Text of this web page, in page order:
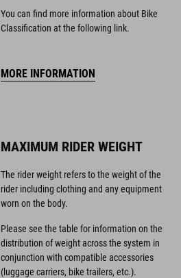
You can find more information about Bike
Classification at the following link.
MORE INFORMATION
MAXIMUM RIDER WEIGHT
The rider weight refers to the weight of the
rider including clothing and any equipment
worn on the body.
Please see the table for information on the
distribution of weight across the system in
conjunction with compatible accessories
(luggage carriers, bike trailers, etc.).